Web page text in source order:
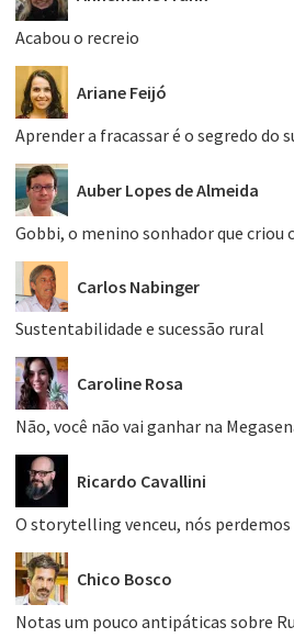
Acabou o recreio
Ariane Feijó
Aprender a fracassar é o segredo do
Auber Lopes de Almeida
Gobbi, o menino sonhador que criou
Carlos Nabinger
Sustentabilidade e sucessão rural
Caroline Rosa
Não, você não vai ganhar na
Ricardo Cavallini
O storytelling venceu, nós perdemos
Chico Bosco
Notas um pouco antipáticas sobre